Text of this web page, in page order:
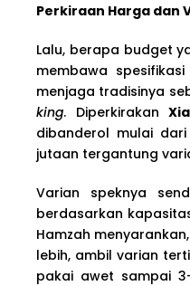
Perkiraan Harga dan
Lalu, berapa budget
membawa
menjaga tradisinya
king. Diperkirakan
dibanderol mulai
jutaan tergantung
Varian speknya
berdasarkan
Hamzah
lebih, ambil varian
pakai awet sampai